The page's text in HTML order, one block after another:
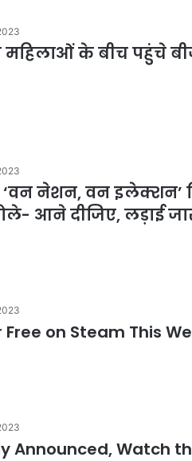
के बीच पहुंचे
नेशन, वन इलेक्शन’
आने दीजिए, लड़ाई
on Steam This
Announced, Watch